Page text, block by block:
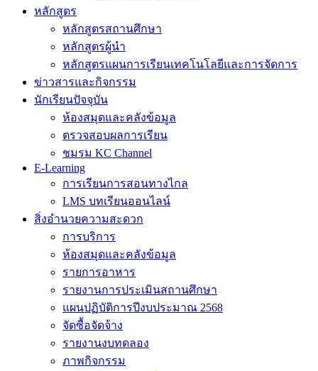
หลักสูตร
หลักสูตรสถานศึกษา
หลักสูตรผู้นำ
หลักสูตรแผนการเรียนเทคโนโลยีและการจัดการ
ข่าวสารและกิจกรรม
นักเรียนปัจจุบัน
ห้องสมุดและคลังข้อมูล
ตรวจสอบผลการเรียน
ชมรม KC Channel
E-Learning
การเรียนการสอนทางไกล
LMS บทเรียนออนไลน์
สิ่งอำนวยความสะดวก
การบริการ
ห้องสมุดและคลังข้อมูล
รายการอาหาร
รายงานการประเมินสถานศึกษา
แผนปฏิบัติการปีงบประมาณ 2568
จัดซื้อจัดจ้าง
รายงานงบทดลอง
ภาพกิจกรรม